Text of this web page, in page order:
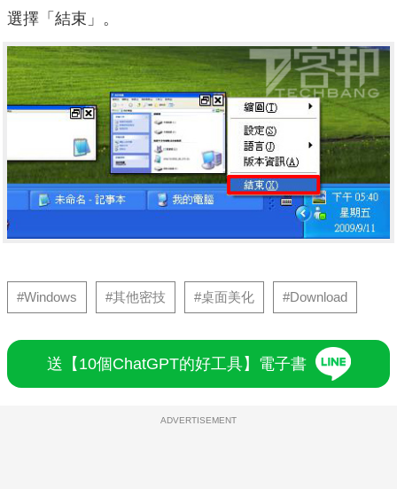
選擇「結束」。
#Windows #其他密技 #桌面美化 #Download
送【10個ChatGPT的好工具】電子書
ADVERTISEMENT